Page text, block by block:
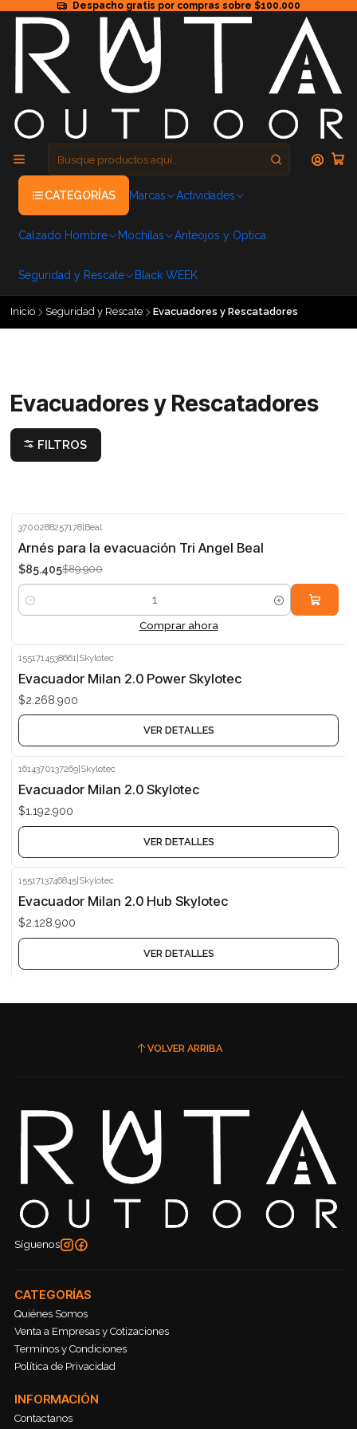
Despacho gratis por compras sobre $100.000
CATEGORÍAS Marcas Actividades
Calzado Hombre Mochilas Anteojos y Optica
Seguridad y Rescate Black WEEK
Inicio Seguridad y Rescate Evacuadores y Rescatadores
Evacuadores y Rescatadores
FILTROS
-5%
3700288257178|Beal
Arnés para la evacuación Tri Angel Beal
$85.405$89.900
Cantidad
Comprar ahora
1551714538661 |Skylotec
Evacuador Milan 2.0 Power Skylotec
$2.268.900
VER DETALLES
1614370137269 Skylotec
Evacuador Milan 2.0 Skylotec
$1.192.900
VER DETALLES
1551713746845 Skylotec
Evacuador Milan 2.0 Hub Skylotec
$2.128.900
VER DETALLES
VOLVER ARRIBA
Síguenos
CATEGORÍAS
Quiénes Somos
Venta a Empresas y Cotizaciones
Terminos y Condiciones
Política de Privacidad
INFORMACIÓN
Contactanos